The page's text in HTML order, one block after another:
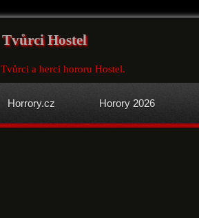
Tvůrci Hostel
Tvůrci a herci hororu Hostel.
Horrory.cz Horory 2026